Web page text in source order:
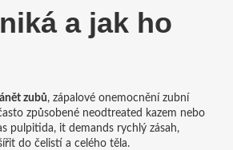
a jak ho
zubů, zápalové onemocnění zubní
způsobené neodtreated kazem nebo
pulpitida, it demands rychlý zásah,
do čelistí a celého těla.